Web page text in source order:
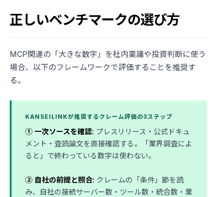
正しいベンチマークの選び方
MCP関連の「大きな数字」を社内稟議や投資判断に使う
場合、以下のフレームワークで評価することを推奨す
る。
KANSEILINKが推奨するクレーム評価の3ステップ
① 一次ソースを確認: プレスリリース・公式ドキュ
メント・査読論文を直接確認する。「業界調査によ
ると」で終わっている数字は使わない。
② 自社の前提と照合: クレームの「条件」節を読
み、自社の接続サーバー数・ツール数・統合数・業